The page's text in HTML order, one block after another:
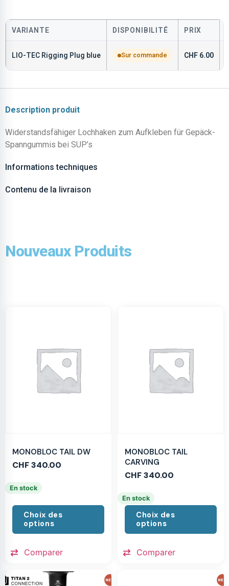
VARIANTE DISPONIBILITÉ PRIX
LIO-TEC Rigging Plug blue Sur commande CHF 6.00
Description produit
Widerstandsfähiger Lochhaken zum Aufkleben für Gepäck-
Spanngummis bei SUP’s
Informations techniques
Contenu de la livraison
Nouveaux Produits
MONOBLOC TAIL DW
CHF340.00
En stock
Choix des
options
Comparer
MONOBLOC TAIL
CARVING
CHF340.00
En stock
Choix des
options
Comparer